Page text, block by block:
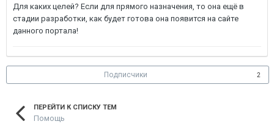
Для каких целей? Если для прямого назначения, то она ещё в
стадии разработки, как будет готова она появится на сайте
данного портала!
Подписчики 2
ПЕРЕЙТИ К СПИСКУ ТЕМ
Помощь